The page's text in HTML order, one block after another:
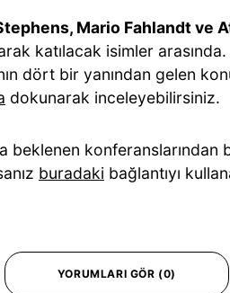
Mario Fahlandt ve
katılacak isimler
dört bir yanından gelen
dokunarak inceleyebilirsiniz.
beklenen konferanslarından
buradaki bağlantıyı
YORUMLARI GÖR (0)